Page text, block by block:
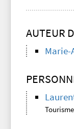
AUTEUR
Marie-